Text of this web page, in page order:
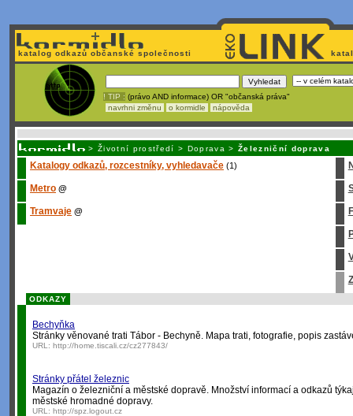
katalog odkazů občanské společnosti
! TIP : (právo AND informace) OR "občanská práva"
navrhni změnu
o kormidle nápověda
> Životní prostředí > Doprava >Železniční doprava
Katalogy odkazů, rozcestníky, vyhledavače (1)
Metro @
Tramvaje @
ODKAZY
Bechyňka
Stránky věnované trati Tábor - Bechyně. Mapa trati, fotografie, popis
URL: http://home.tiscali.cz/cz277843/
Stránky přátel železnic
Magazín o železniční a městské dopravě. Množství informací a odkazů
městské hromadné dopravy.
URL: http://spz.logout.cz